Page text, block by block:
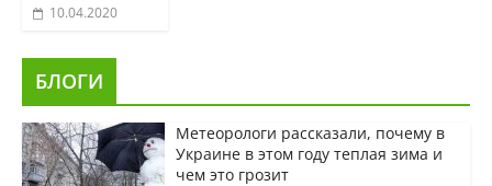
10.04.2020
БЛОГИ
Метеорологи рассказали, почему в
Украине в этом году теплая зима и
чем это грозит